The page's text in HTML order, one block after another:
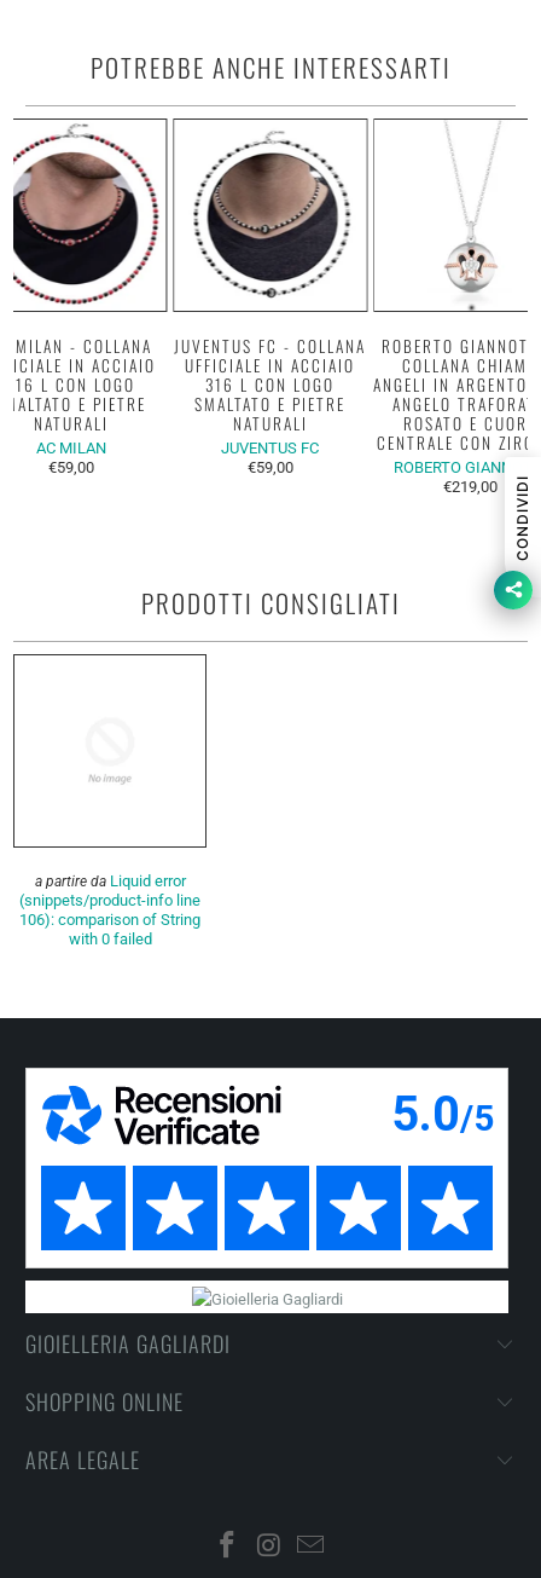
POTREBBE ANCHE INTERESSARTI
MILAN - COLLANA
IN ACCIAIO
316 L CON LOGO
E PIETRE
NATURALI
AC MILAN
€59,00
JUVENTUS FC - COLLANA
UFFICIALE IN ACCIAIO
316 L CON LOGO
SMALTATO E PIETRE
NATURALI
JUVENTUS FC
€59,00
ROBERTO
COLLANA CHIAMA
ANGELI IN ARGENTO
ANGELO
ROSATO E CUORE
CENTRALE CON
ROBERTO
€219,00
PRODOTTI CONSIGLIATI
a partire daLiquid error
(snippets/product-info line
106): comparison of String
with 0 failed
GIOIELLERIA GAGLIARDI
SHOPPING ONLINE
AREA LEGALE
CONDIVIDI